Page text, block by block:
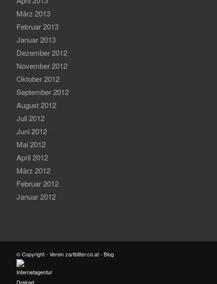
März 2013
Februar 2013
Januar 2013
Dezember 2012
November 2012
Oktober 2012
September 2012
August 2012
Juli 2012
Juni 2012
Mai 2012
April 2012
März 2012
Februar 2012
Januar 2012
© Copyright - Verein zartbitter.co.at - Blog